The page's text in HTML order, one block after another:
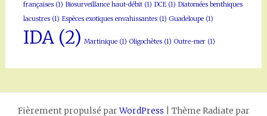
françaises(1) Biosurveillance haut-débit(1) DCE(1) Diatomées benthiques
lacustres(1) Espèces exotiques envahissantes(1) Guadeloupe(1)
IDA(2) Martinique(1) Oligochètes(1) Outre-mer(1)
Fièrement propulsé parWordPress Thème Radiate par